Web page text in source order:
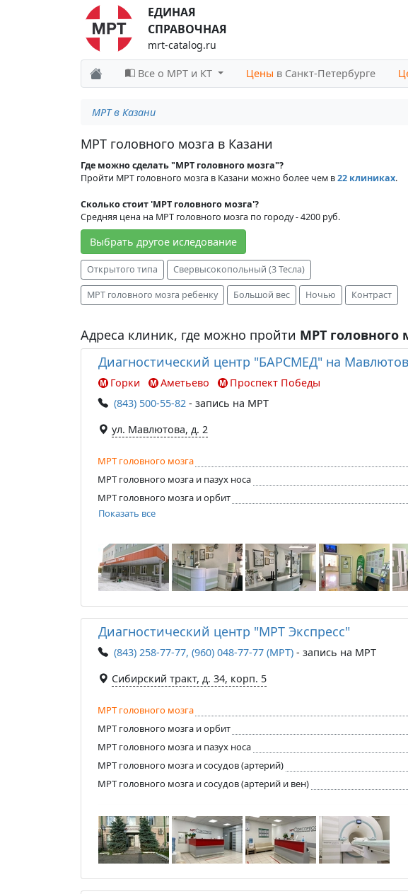
ЕДИНАЯ
СПРАВОЧНАЯ
mrt-catalog.ru
Все о МРТ и КТ Цены в Санкт-Петербурге
МРТ в Казани
МРТ головного мозга в Казани
Где можно сделать "МРТ головного мозга"?
Пройти МРТ головного мозга в Казани можно более чем в22 клиниках.
Сколько стоит 'МРТ головного мозга'?
Средняя цена на МРТ головного мозга по городу - 4200 руб.
Выбрать другое иследование
Открытого типа Свервысокопольный (3 Тесла)
МРТ головного мозга ребенку Большой вес Ночью Контраст
Адреса клиник, где можно пройти МРТ головного
Диагностический центр "БАРСМЕД" на
Горки Аметьево
Проспект Победы
(843) 500-55-82 - запись на МРТ
ул. Мавлютова, д. 2
МРТ головного мозга
МРТ головного мозга и пазух носа
МРТ головного мозга и орбит
Показать все
Диагностический центр "МРТ Экспресс"
(843) 258-77-77, (960) 048-77-77 (МРТ) - запись на МРТ
Сибирский тракт, д. 34, корп. 5
МРТ головного мозга
МРТ головного мозга и орбит
МРТ головного мозга и пазух носа
МРТ головного мозга и сосудов (артерий)
МРТ головного мозга и сосудов (артерий и вен)